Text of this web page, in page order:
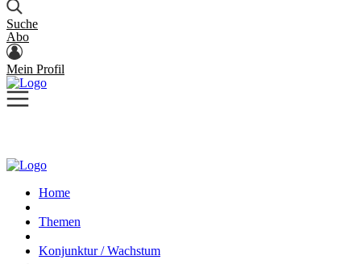
Suche
Abo
Mein Profil
Home
Themen
Konjunktur / Wachstum